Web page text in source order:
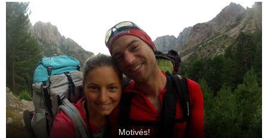
Motivés!